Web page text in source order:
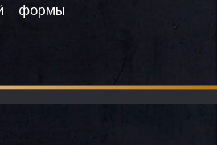
формы